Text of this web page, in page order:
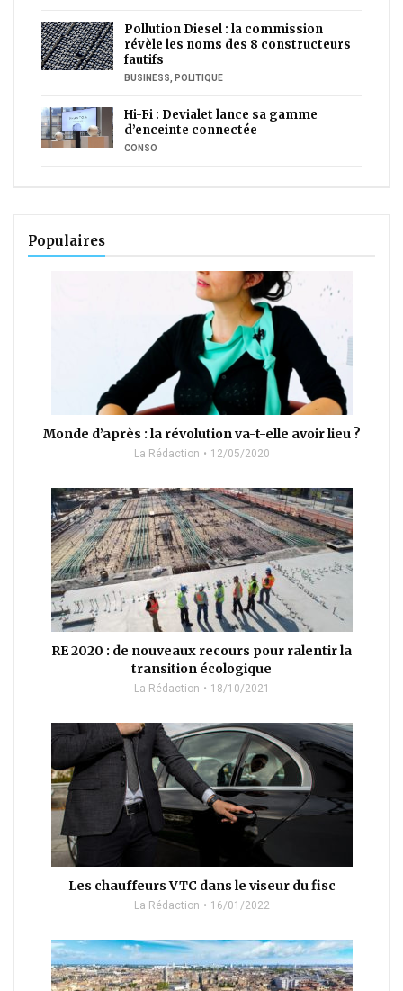
Pollution Diesel : la commission
révèle les noms des 8 constructeurs
fautifs
BUSINESS POLITIQUE
Hi-Fi : Devialet lance sa gamme
d’enceinte connectée
CONSO
Populaires
Monde d’après : la révolution va-t-elle avoir lieu ?
La Rédaction 12/05/2020
RE 2020 : de nouveaux recours pour ralentir la
transition écologique
La Rédaction 18/10/2021
Les chauffeurs VTC dans le viseur du fisc
La Rédaction 16/01/2022